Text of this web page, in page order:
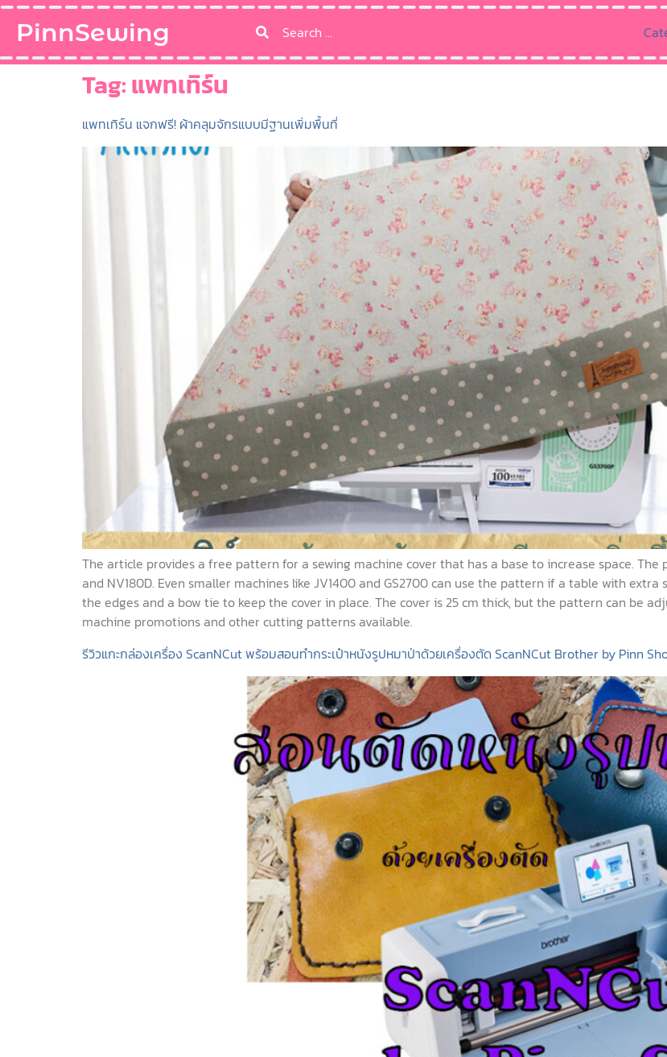
PinnSewing
Tag:แพทเทิร์น
แพทเทิร์น แจกฟรี! ผ้าคลุมจักรแบบมีฐานเพิ่มพื้นที่
The article provides a free pattern for a sewing machine cover that has a base to increase space. The
and NV180D. Even smaller machines like JV1400 and GS2700 can use the pattern if a table with
the edges and a bow tie to keep the cover in place. The cover is 25 cm thick, but the pattern can be
machine promotions and other cutting patterns available.
รีวิวแกะกล่องเครื่อง ScanNCut พร้อมสอนทำกระเป๋าหนังรูปหมาป่าด้วยเครื่องตัด ScanNCut Brother by Pinn